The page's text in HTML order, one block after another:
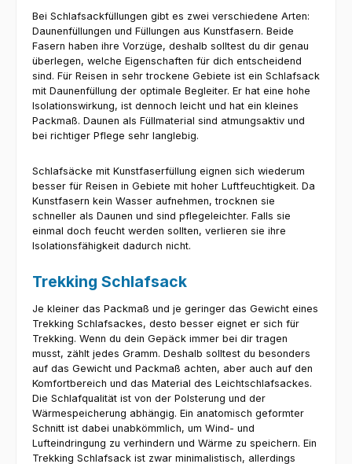
Bei Schlafsackfüllungen gibt es zwei verschiedene Arten:
Daunenfüllungen und Füllungen aus Kunstfasern. Beide
Fasern haben ihre Vorzüge, deshalb solltest du dir genau
überlegen, welche Eigenschaften für dich entscheidend
sind. Für Reisen in sehr trockene Gebiete ist ein Schlafsack
mit Daunenfüllung der optimale Begleiter. Er hat eine hohe
Isolationswirkung, ist dennoch leicht und hat ein kleines
Packmaß. Daunen als Füllmaterial sind atmungsaktiv und
bei richtiger Pflege sehr langlebig.
Schlafsäcke mit Kunstfaserfüllung eignen sich wiederum
besser für Reisen in Gebiete mit hoher Luftfeuchtigkeit. Da
Kunstfasern kein Wasser aufnehmen, trocknen sie
schneller als Daunen und sind pflegeleichter. Falls sie
einmal doch feucht werden sollten, verlieren sie ihre
Isolationsfähigkeit dadurch nicht.
Trekking Schlafsack
Je kleiner das Packmaß und je geringer das Gewicht eines
Trekking Schlafsackes, desto besser eignet er sich für
Trekking. Wenn du dein Gepäck immer bei dir tragen
musst, zählt jedes Gramm. Deshalb solltest du besonders
auf das Gewicht und Packmaß achten, aber auch auf den
Komfortbereich und das Material des Leichtschlafsackes.
Die Schlafqualität ist von der Polsterung und der
Wärmespeicherung abhängig. Ein anatomisch geformter
Schnitt ist dabei unabkömmlich, um Wind- und
Lufteindringung zu verhindern und Wärme zu speichern. Ein
Trekking Schlafsack ist zwar minimalistisch, allerdings